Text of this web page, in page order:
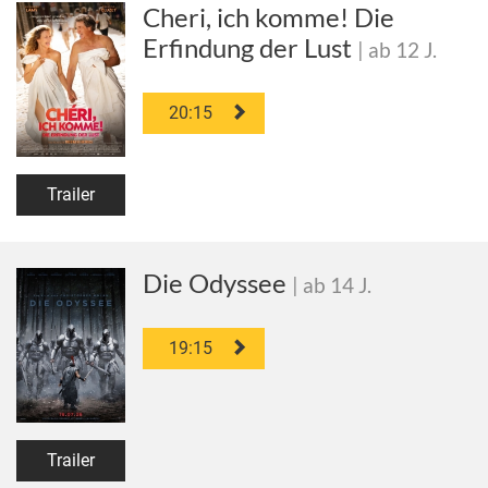
Trailer
Cheri, ich komme! Die
Erfindung der Lust | ab 12 J.
20:15
Trailer
Die Odyssee | ab 14 J.
19:15